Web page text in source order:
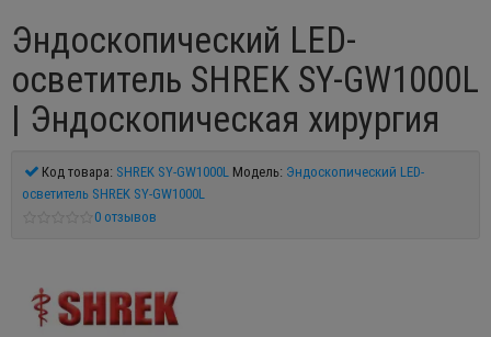
Эндоскопический LED-
осветитель SHREK SY-GW1000L
| Эндоскопическая хирургия
Код товара: SHREK SY-GW1000L Модель: Эндоскопический LED-
осветитель SHREK SY-GW1000L
0 отзывов